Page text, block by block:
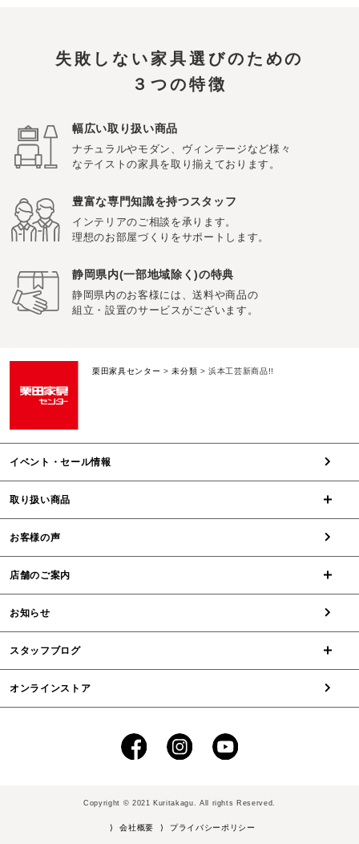
失敗しない家具選びのための
３つの特徴
幅広い取り扱い商品
ナチュラルやモダン、ヴィンテージなど様々
なテイストの家具を取り揃えております。
豊富な専門知識を持つスタッフ
インテリアのご相談を承ります。
理想のお部屋づくりをサポートします。
静岡県内(一部地域除く)の特典
静岡県内のお客様には、送料や商品の
組立・設置のサービスがございます。
栗田家具センター >未分類 >浜本工芸新商品!!
イベント・セール情報
取り扱い商品
お客様の声
店舗のご案内
お知らせ
スタッフブログ
オンラインストア
Copyright © 2021 Kuritakagu. All rights Reserved.
⟩ 会社概要 ⟩ プライバシーポリシー